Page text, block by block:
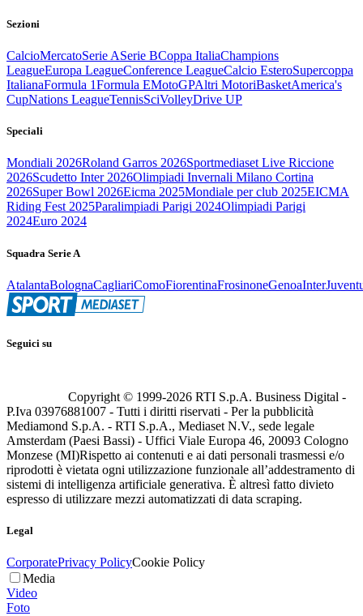
Sezioni
CalcioMercatoSerie ASerie BCoppa ItaliaChampions
LeagueEuropa LeagueConference LeagueCalcio EsteroSupercoppa
ItalianaFormula 1Formula EMotoGPAltri MotoriBasketAmerica's
CupNations LeagueTennisSciVolleyDrive UP
Speciali
Mondiali 2026Roland Garros 2026Sportmediaset Live Riccione
2026Scudetto Inter 2026Olimpiadi Invernali Milano Cortina
2026Super Bowl 2026Eicma 2025Mondiale per club 2025EICMA
Riding Fest 2025Paralimpiadi Parigi 2024Olimpiadi Parigi
2024Euro 2024
Squadra Serie A
AtalantaBolognaCagliariComoFiorentinaFrosinoneGenoaInter
Seguici su
Copyright © 1999-2026 RTI S.p.A. Business Digital -
P.Iva 03976881007 - Tutti i diritti riservati - Per la pubblicità
Mediamond S.p.A. - RTI S.p.A., Mediaset N.V., sede legale
Amsterdam (Paesi Bassi) - Uffici Viale Europa 46, 20093 Cologno
Monzese (MI)Rispetto ai contenuti e ai dati personali trasmessi e/o
riprodotti è vietata ogni utilizzazione funzionale all’addestramento di
sistemi di intelligenza artificiale generativa. È altresì fatto divieto
espresso di utilizzare mezzi automatizzati di data scraping.
Legal
CorporatePrivacy PolicyCookie Policy
Media
Video
Foto